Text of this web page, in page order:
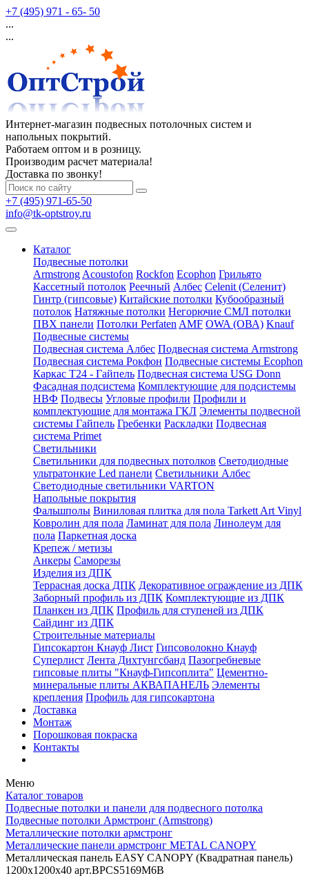
+7 (495) 971 - 65- 50
...
...
Интернет-магазин подвесных потолочных систем и
напольных покрытий.
Работаем оптом и в розницу.
Производим расчет материала!
Доставка по звонку!
+7 (495) 971-65-50
info@tk-optstroy.ru
Каталог
Подвесные потолки
Armstrong Acoustofon Rockfon Ecophon Грильято
Кассетный потолок Реечный Албес Celenit (Селенит)
Гинтр (гипсовые) Китайские потолки Кубообразный
потолок Натяжные потолки Негорючие СМЛ потолки
ПВХ панели Потолки Perfaten AMF OWA (ОВА) Knauf
Подвесные системы
Подвесная система Албес Подвесная система Armstrong
Подвесная система Рокфон Подвесные системы Ecophon
Каркас Т24 - Гайпель Подвесная система USG Donn
Фасадная подсистема Комплектующие для подсистемы
НВФ Подвесы Угловые профили Профили и
комплектующие для монтажа ГКЛ Элементы подвесной
системы Гайпель Гребенки Раскладки Подвесная
система Primet
Светильники
Светильники для подвесных потолков Светодиодные
ультратонкие Led панели Светильники Албес
Светодиодные светильники VARTON
Напольные покрытия
Фальшполы Виниловая плитка для пола Tarkett Art Vinyl
Ковролин для пола Ламинат для пола Линолеум для
пола Паркетная доска
Крепеж / метизы
Анкеры Саморезы
Изделия из ДПК
Террасная доска ДПК Декоративное ограждение из ДПК
Заборный профиль из ДПК Комплектующие из ДПК
Планкен из ДПК Профиль для ступеней из ДПК
Сайдинг из ДПК
Строительные материалы
Гипсокартон Кнауф Лист Гипсоволокно Кнауф
Суперлист Лента Дихтунгсбанд Пазогребневые
гипсовые плиты "Кнауф-Гипсоплита" Цементно-
минеральные плиты АКВАПАНЕЛЬ Элементы
крепления Профиль для гипсокартона
Доставка
Монтаж
Порошковая покраска
Контакты
Меню
Каталог товаров
Подвесные потолки и панели для подвесного потолка
Подвесные потолки Армстронг (Armstrong)
Металлические потолки армстронг
Металлические панели армстронг METAL CANOPY
Металлическая панель EASY CANOPY (Квадратная панель)
1200x1200x40 арт.BPCS5169M6B